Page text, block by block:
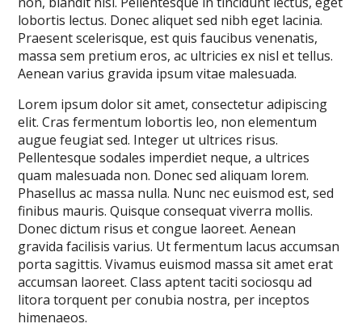
lobortis lectus. Donec aliquet sed nibh eget lacinia.
Praesent scelerisque, est quis faucibus venenatis,
massa sem pretium eros, ac ultricies ex nisl et tellus.
Aenean varius gravida ipsum vitae malesuada.
Lorem ipsum dolor sit amet, consectetur adipiscing
elit. Cras fermentum lobortis leo, non elementum
augue feugiat sed. Integer ut ultrices risus.
Pellentesque sodales imperdiet neque, a ultrices
quam malesuada non. Donec sed aliquam lorem.
Phasellus ac massa nulla. Nunc nec euismod est, sed
finibus mauris. Quisque consequat viverra mollis.
Donec dictum risus et congue laoreet. Aenean
gravida facilisis varius. Ut fermentum lacus accumsan
porta sagittis. Vivamus euismod massa sit amet erat
accumsan laoreet. Class aptent taciti sociosqu ad
litora torquent per conubia nostra, per inceptos
himenaeos.